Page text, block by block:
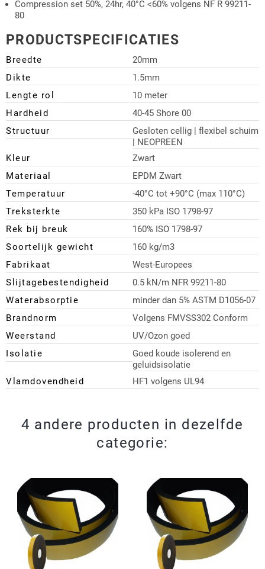
Compression set 50%, 24hr, 40°C <60% volgens NF R 99211-
80
PRODUCTSPECIFICATIES
Breedte
20mm
Dikte
1.5mm
Lengte rol
10 meter
Hardheid
40-45 Shore 00
Structuur
Gesloten cellig | flexibel schuim
| NEOPREEN
Kleur
Zwart
Materiaal
EPDM Zwart
Temperatuur
-40°C tot +90°C (max 110°C)
Treksterkte
350 kPa ISO 1798-97
Rek bij breuk
160% ISO 1798-97
Soortelijk gewicht
160 kg/m3
Fabrikaat
West-Europees
Slijtagebestendigheid
0.5 kN/m NFR 99211-80
Waterabsorptie
minder dan 5% ASTM D1056-07
Brandnorm
Volgens FMVSS302 Conform
Weerstand
UV/Ozon goed
Isolatie
Goed koude isolerend en
geluidsisolatie
Vlamdovendheid
HF1 volgens UL94
4 andere producten in dezelfde
categorie: